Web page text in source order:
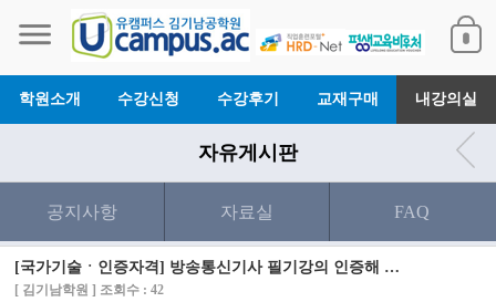
학원소개 수강신청 수강후기 교재구매 내강의실
자유게시판
공지사항 자료실 FAQ
[국가기술ㆍ인증자격] 방송통신기사 필기강의 인증해 드렸습니다.
[ 김기남학원 ] 조회수 : 42